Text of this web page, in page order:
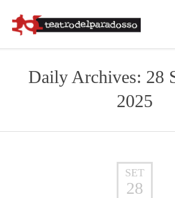
Daily Archives: 28
2025
SET
28